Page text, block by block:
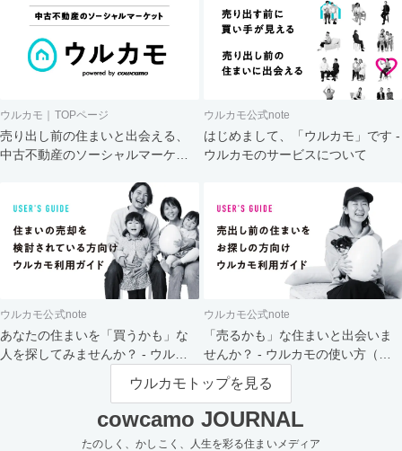
ウルカモ｜TOPページ
売り出し前の住まいと出会える、
中古不動産のソーシャルマーケッ
ウルカモ公式note
はじめまして、「ウルカモ」です -
ウルカモのサービスについて
ウルカモ公式note
あなたの住まいを「買うかも」な
人を探してみませんか？ - ウルカ
ウルカモ公式note
「売るかも」な住まいと出会いま
せんか？ - ウルカモの使い方（買
主さま向け）
ウルカモトップを見る
cowcamo JOURNAL
たのしく、かしこく、人生を彩る住まいメディア